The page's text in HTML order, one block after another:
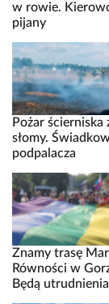
w rowie.
pijany
Pożar ścierniska
słomy.
podpalacza
Znamy trasę
Równości w
Będą